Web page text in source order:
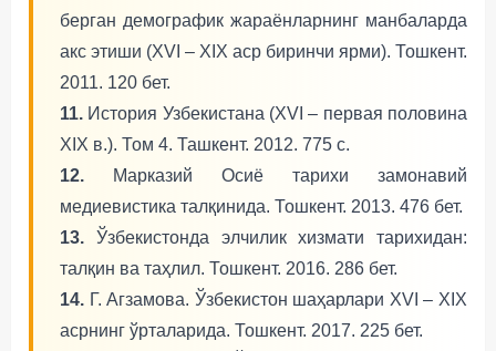
берган демографик жараёнларнинг манбаларда
акс этиши (XVI – XIX аср биринчи ярми). Тошкент.
2011. 120 бет.
11. История Узбекистана (XVI – первая половина
XIX в.). Том 4. Ташкент. 2012. 775 c.
12. Марказий Осиё тарихи замонавий
медиевистика талқинида. Тошкент. 2013. 476 бет.
13. Ўзбекистонда элчилик хизмати тарихидан:
талқин ва таҳлил. Тошкент. 2016. 286 бет.
14. Г. Агзамова. Ўзбекистон шаҳарлари XVI – XIX
асрнинг ўрталарида. Тошкент. 2017. 225 бет.